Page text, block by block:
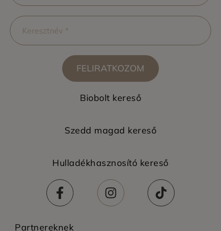
FELIRATKOZOM
Biobolt kereső
Szedd magad kereső
Hulladékhasznosító kereső
Partnereknek